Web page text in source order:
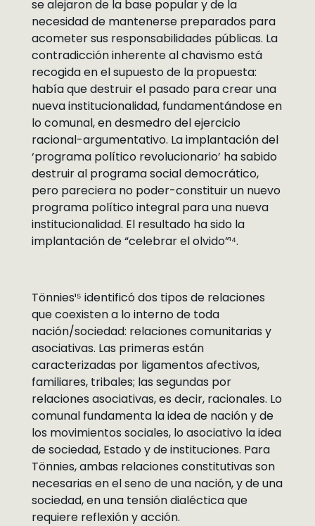
se alejaron de la base popular y de la
necesidad de mantenerse preparados para
acometer sus responsabilidades públicas. La
contradicción inherente al chavismo está
recogida en el supuesto de la propuesta:
había que destruir el pasado para crear una
nueva institucionalidad, fundamentándose en
lo comunal, en desmedro del ejercicio
racional-argumentativo. La implantación del
‘programa político revolucionario’ ha sabido
destruir al programa social democrático,
pero pareciera no poder-constituir un nuevo
programa político integral para una nueva
institucionalidad. El resultado ha sido la
implantación de “celebrar el olvido”¹⁴.
Tönnies¹⁵ identificó dos tipos de relaciones
que coexisten a lo interno de toda
nación/sociedad: relaciones comunitarias y
asociativas. Las primeras están
caracterizadas por ligamentos afectivos,
familiares, tribales; las segundas por
relaciones asociativas, es decir, racionales. Lo
comunal fundamenta la idea de nación y de
los movimientos sociales, lo asociativo la idea
de sociedad, Estado y de instituciones. Para
Tönnies, ambas relaciones constitutivas son
necesarias en el seno de una nación, y de una
sociedad, en una tensión dialéctica que
requiere reflexión y acción.